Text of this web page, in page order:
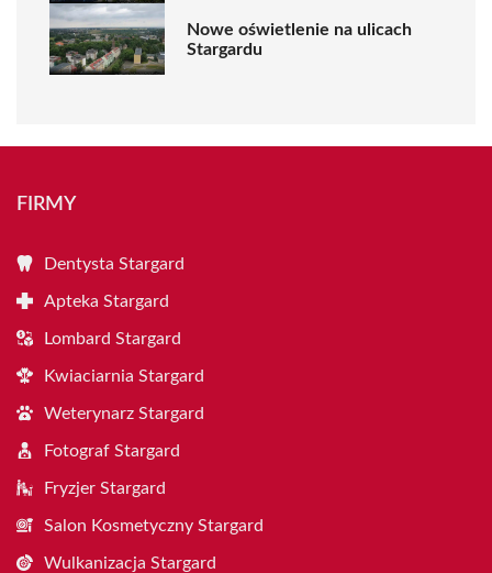
Nowe oświetlenie na ulicach
Stargardu
FIRMY
Dentysta Stargard
Apteka Stargard
Lombard Stargard
Kwiaciarnia Stargard
Weterynarz Stargard
Fotograf Stargard
Fryzjer Stargard
Salon Kosmetyczny Stargard
Wulkanizacja Stargard